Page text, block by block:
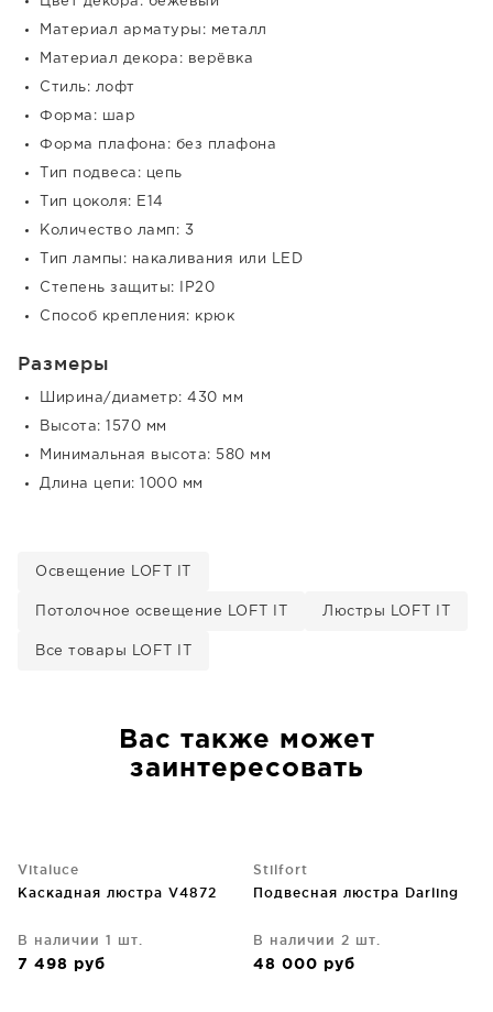
Материал арматуры: металл
Материал декора: верёвка
Стиль: лофт
Форма: шар
Форма плафона: без плафона
Тип подвеса: цепь
Тип цоколя: E14
Количество ламп: 3
Тип лампы: накаливания или LED
Степень защиты: IP20
Способ крепления: крюк
Размеры
Ширина/диаметр: 430 мм
Высота: 1570 мм
Минимальная высота: 580 мм
Длина цепи: 1000 мм
Освещение LOFT IT
Потолочное освещение LOFT IT Люстры LOFT IT
Все товары LOFT IT
Вас также может
заинтересовать
Vitaluce
Каскадная люстра V4872
В наличии 1 шт.
7 498 руб
Stilfort
Подвесная люстра Darling
В наличии 2 шт.
48 000 руб